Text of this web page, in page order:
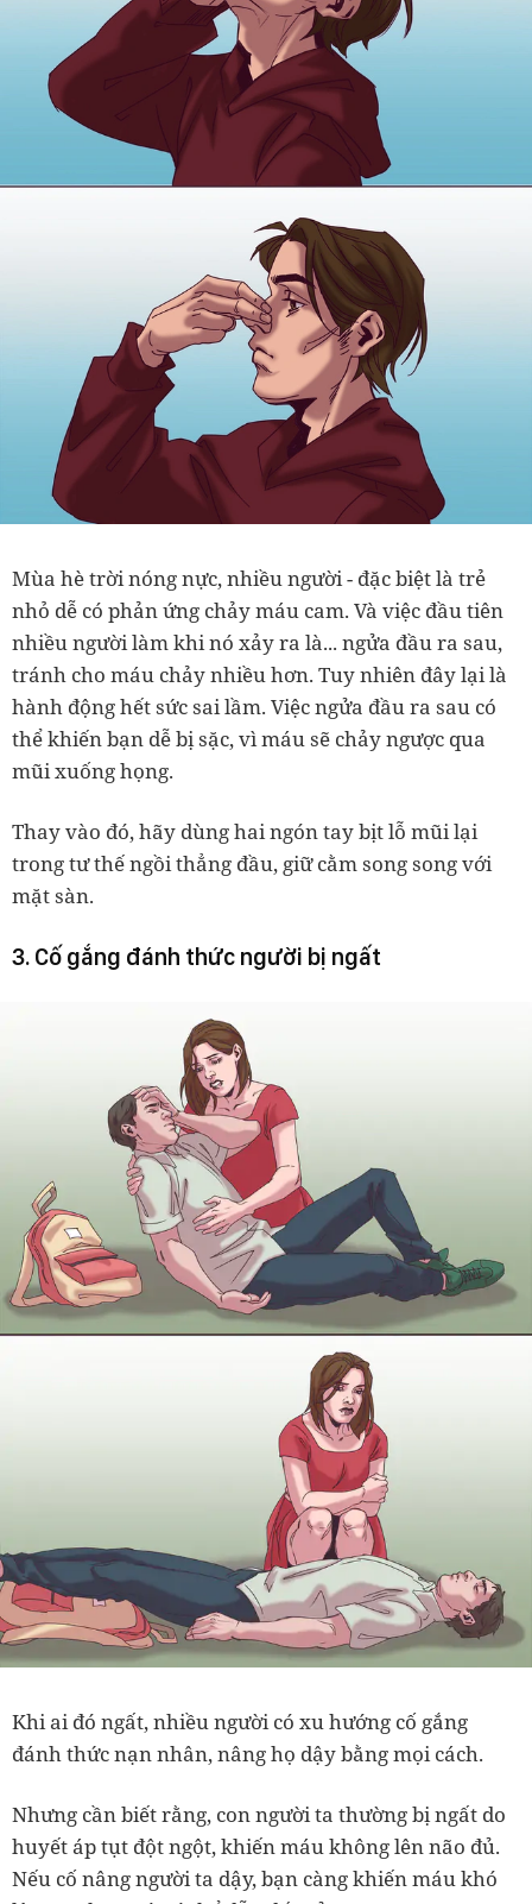
Mùa hè trời nóng nực, nhiều người - đặc biệt là trẻ
nhỏ dễ có phản ứng chảy máu cam. Và việc đầu tiên
nhiều người làm khi nó xảy ra là... ngửa đầu ra sau,
tránh cho máu chảy nhiều hơn. Tuy nhiên đây lại là
hành động hết sức sai lầm. Việc ngửa đầu ra sau có
thể khiến bạn dễ bị sặc, vì máu sẽ chảy ngược qua
mũi xuống họng.
Thay vào đó, hãy dùng hai ngón tay bịt lỗ mũi lại
trong tư thế ngồi thẳng đầu, giữ cằm song song với
mặt sàn.
3. Cố gắng đánh thức người bị ngất
Khi ai đó ngất, nhiều người có xu hướng cố gắng
đánh thức nạn nhân, nâng họ dậy bằng mọi cách.
Nhưng cần biết rằng, con người ta thường bị ngất do
huyết áp tụt đột ngột, khiến máu không lên não đủ.
Nếu cố nâng người ta dậy, bạn càng khiến máu khó